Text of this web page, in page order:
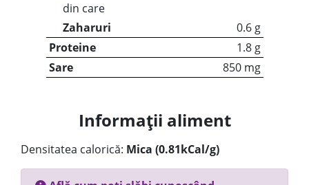
din care
Zaharuri
0.6 g
Proteine
1.8 g
Sare
850 mg
Informații aliment
Densitatea calorică: Mica (0.81kCal/g)